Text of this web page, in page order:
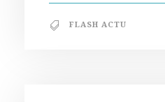
FLASH ACTU